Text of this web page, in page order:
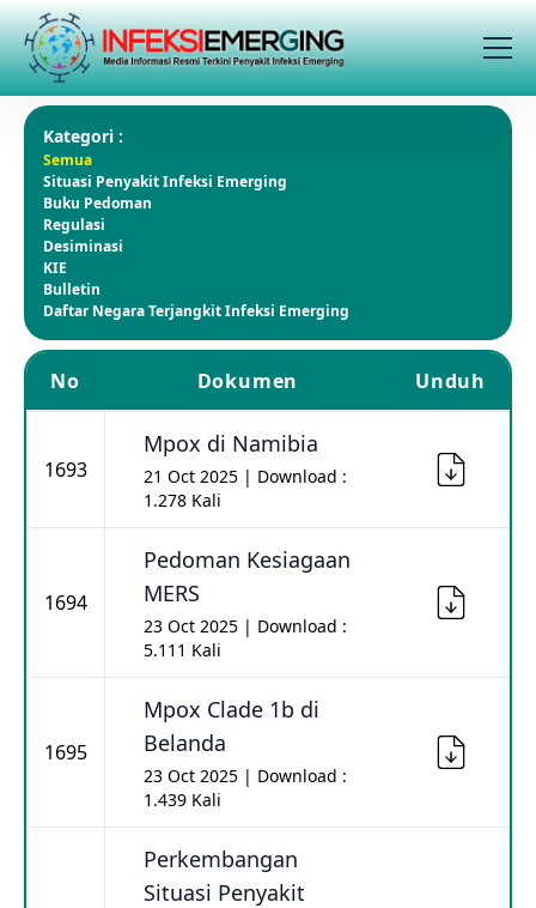
Kategori :
Semua
Situasi Penyakit Infeksi Emerging
Buku Pedoman
Regulasi
Desiminasi
KIE
Bulletin
Daftar Negara Terjangkit Infeksi Emerging
No Dokumen Unduh
1693
Mpox di Namibia
21 Oct 2025 | Download :
1.278 Kali
1694
Pedoman Kesiagaan
MERS
23 Oct 2025 | Download :
5.111 Kali
1695
Mpox Clade 1b di
Belanda
23 Oct 2025 | Download :
1.439 Kali
Perkembangan
Situasi Penyakit